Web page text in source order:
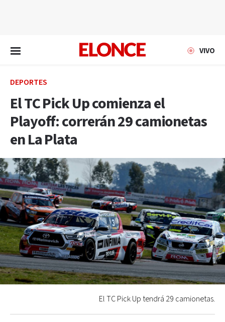
VIVO
DEPORTES
El TC Pick Up comienza el
Playoff: correrán 29 camionetas
en La Plata
El TC Pick Up tendrá 29 camionetas.